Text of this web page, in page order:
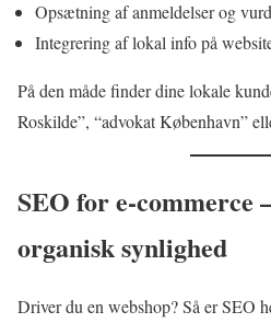
Opsætning af anmeldelser og
Integrering af lokal info på
På den måde finder dine lokale
Roskilde”, “advokat København”
SEO for e-commerce
organisk synlighed
Driver du en webshop? Så er SEO